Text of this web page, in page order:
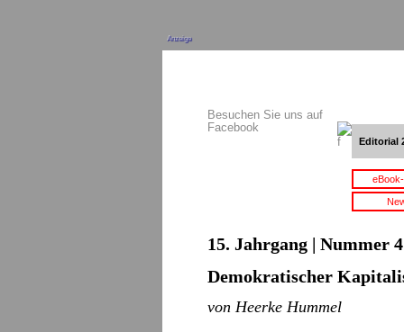
Anzeige
Besuchen Sie uns auf
Facebook
Editorial
15. Jahrgang | Nummer
Demokratischer
von Heerke Hummel